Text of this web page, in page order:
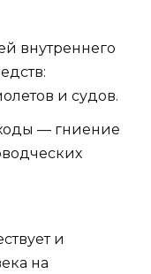
внутреннего
и судов.
— гниение
и
на